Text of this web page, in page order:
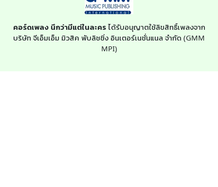
คอร์ดเพลง นึกว่ามีแต่ในละครได้รับอนุญาตใช้ลิขสิทธิ์เพลงจาก
บริษัท จีเอ็มเอ็ม มิวสิค พับลิชชิ่ง อินเตอร์เนชั่นแนล จำกัด (GMM
MPI)